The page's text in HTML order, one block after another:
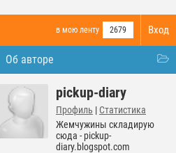
Вход
в мою ленту 2679
Об авторе
pickup-diary
Профиль | Статистика
Жемчужины складирую
сюда - pickup-
diary.blogspot.com